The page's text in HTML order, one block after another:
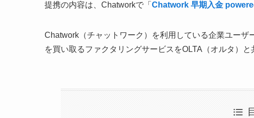
提携の内容は、Chatworkで「 Chatwork 早期入金
Chatwork（チャットワーク）を利用している企業ユー
を買い取るファクタリングサービスをOLTA（オルタ）と